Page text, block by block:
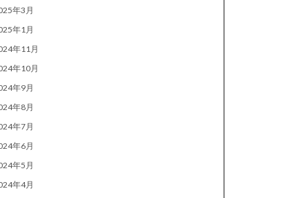
年3月
年1月
年11月
年10月
年9月
年8月
年7月
年6月
年5月
年4月